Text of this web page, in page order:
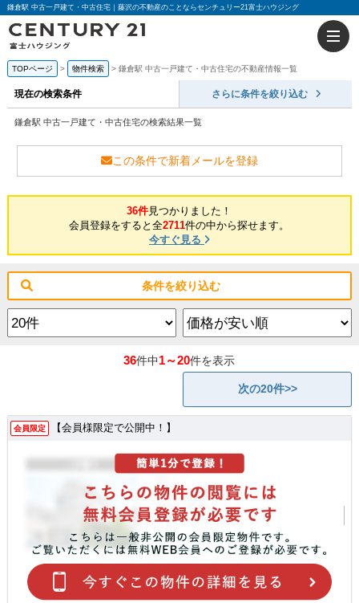
鎌倉駅 中古一戸建て・中古住宅｜藤沢の不動産のことならセンチュリー21富士ハウジング
TOPページ 物件検索 鎌倉駅 中古一戸建て・中古住宅の不動産情報一覧
現在の検索条件 さらに条件を絞り込む
鎌倉駅 中古一戸建て・中古住宅の検索結果一覧
この条件で新着メールを登録
36件見つかりました！
会員登録をすると全2711件の中から探せます。
今すぐ見る
条件を絞り込む
36件中1～20件を表示
次の20件>>
会員限定 【会員様限定で公開中！】